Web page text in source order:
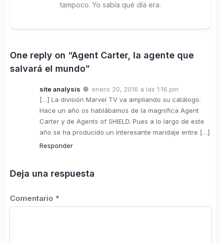
tampoco. Yo sabía qué día era.
One reply on “Agent Carter, la agente que
salvará el mundo”
site analysis
enero 20, 2016 a las 1:16 pm
[…] La división Marvel TV va ampliando su catálogo.
Hace un año os hablábamos de la magnífica Agent
Carter y de Agents of SHIELD. Pues a lo largo de este
año se ha producido un interesante maridaje entre […]
Responder
Deja una respuesta
Comentario *